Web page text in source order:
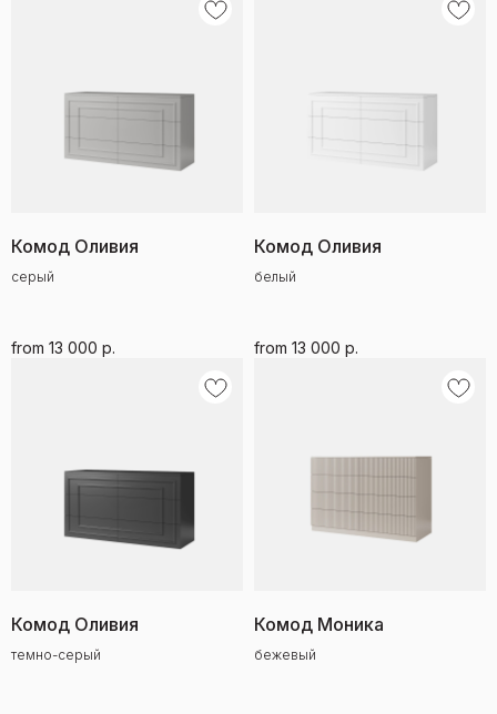
Комод Оливия
серый
from 13 000 р.
Комод Оливия
белый
from 13 000 р.
Комод Оливия
темно-серый
Комод Моника
бежевый